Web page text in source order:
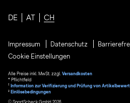
DE AT CH
Impressum Datenschutz
Cookie Einstellungen
Alle Preise inkl. MwSt. zzgl. Versandkosten
* Pflichtfeld
1
Information zur Verifizierung und Prüfung von
² Einlösebedingungen
© SportScheck GmbH 2026